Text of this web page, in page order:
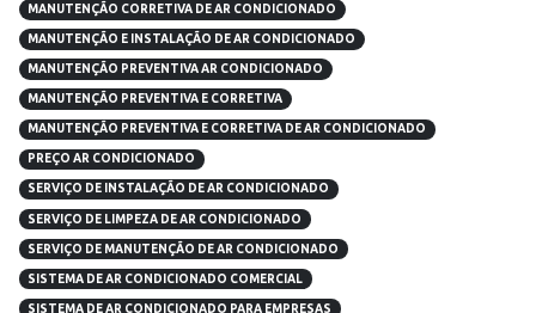
MANUTENÇÃO CORRETIVA DE AR CONDICIONADO
MANUTENÇÃO E INSTALAÇÃO DE AR CONDICIONADO
MANUTENÇÃO PREVENTIVA AR CONDICIONADO
MANUTENÇÃO PREVENTIVA E CORRETIVA
MANUTENÇÃO PREVENTIVA E CORRETIVA DE AR CONDICIONADO
PREÇO AR CONDICIONADO
SERVIÇO DE INSTALAÇÃO DE AR CONDICIONADO
SERVIÇO DE LIMPEZA DE AR CONDICIONADO
SERVIÇO DE MANUTENÇÃO DE AR CONDICIONADO
SISTEMA DE AR CONDICIONADO COMERCIAL
SISTEMA DE AR CONDICIONADO PARA EMPRESAS